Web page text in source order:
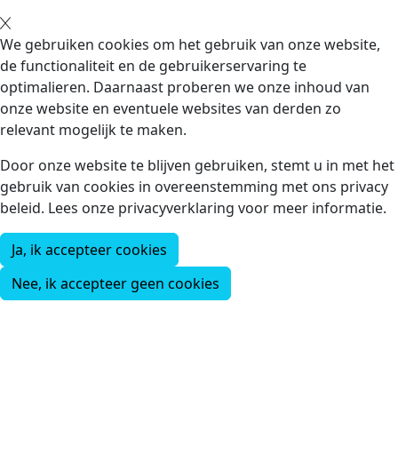
We gebruiken cookies om het gebruik van onze website,
de functionaliteit en de gebruikerservaring te
optimalieren. Daarnaast proberen we onze inhoud van
onze website en eventuele websites van derden zo
relevant mogelijk te maken.
Door onze website te blijven gebruiken, stemt u in met het
gebruik van cookies in overeenstemming met ons privacy
beleid. Lees onze privacyverklaring voor meer informatie.
Ja, ik accepteer cookies
Nee, ik accepteer geen cookies